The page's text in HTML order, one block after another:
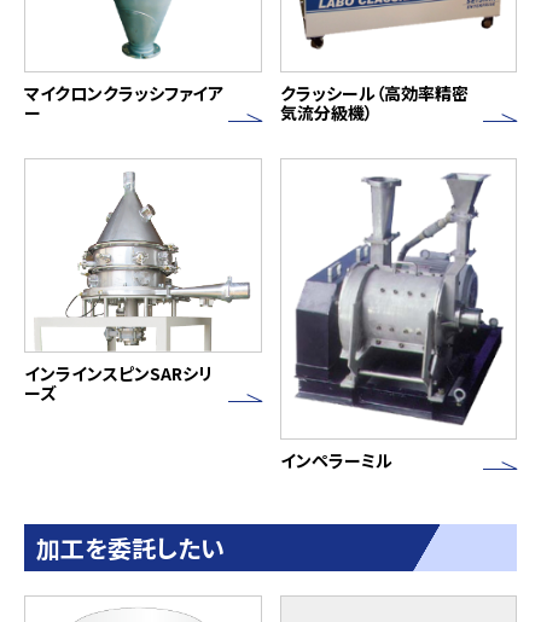
マイクロンクラッシファイア
ー
クラッシール（高効率精密
気流分級機）
インラインスピンSARシリ
ーズ
インペラーミル
加工を委託したい